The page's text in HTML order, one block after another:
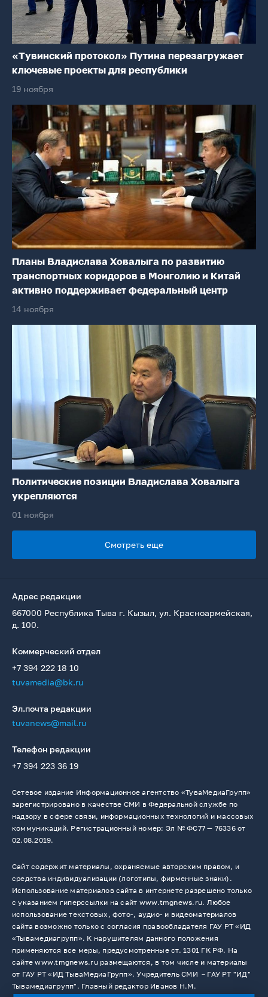
«Тувинский протокол» Путина перезагружает
ключевые проекты для республики
19 ноября
Планы Владислава Ховалыга по развитию
транспортных коридоров в Монголию и Китай
активно поддерживает федеральный центр
14 ноября
Политические позиции Владислава Ховалыга
укрепляются
01 ноября
Смотреть еще
Адрес редакции
667000 Республика Тыва г. Кызыл, ул. Красноармейская,
д. 100.
Коммерческий отдел
+7 394 222 18 10
tuvamedia@bk.ru
Эл.почта редакции
tuvanews@mail.ru
Телефон редакции
+7 394 223 36 19
Сетевое издание Информационное агентство «ТуваМедиаГрупп»
зарегистрировано в качестве СМИ в Федеральной службе по
надзору в сфере связи, информационных технологий и массовых
коммуникаций. Регистрационный номер: Эл № ФС77 — 76336 от
02.08.2019.
Сайт содержит материалы, охраняемые авторским правом, и
средства индивидуализации (логотипы, фирменные знаки).
Использование материалов сайта в интернете разрешено только
с указанием гиперссылки на сайт www.tmgnews.ru. Любое
использование текстовых, фото-, аудио- и видеоматериалов
сайта возможно только с согласия правообладателя ГАУ РТ «ИД
«Тывамедиагрупп». К нарушителям данного положения
применяются все меры, предусмотренные ст. 1301 ГК РФ. На
сайте www.tmgnews.ru размещаются, в том числе и материалы
от ГАУ РТ «ИД ТываМедиаГрупп». Учредитель СМИ －ГАУ РТ "ИД"
Тывамедиагрупп". Главный редактор Иванов Н.М.